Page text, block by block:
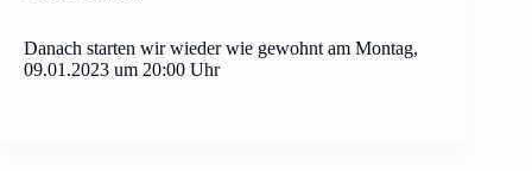
Danach starten wir wieder wie gewohnt am Montag,
09.01.2023 um 20:00 Uhr